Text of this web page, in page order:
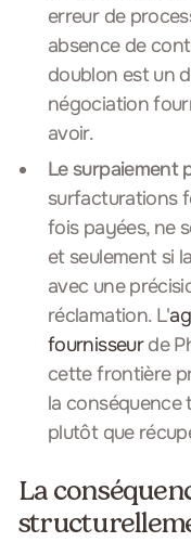
erreur de
absence de
doublon est un
négociation
avoir.
Le surpaiement
surfacturations
fois payées, ne
et seulement si
avec une
réclamation. L'
fournisseurde
cette frontière
la conséquence
plutôt que
La